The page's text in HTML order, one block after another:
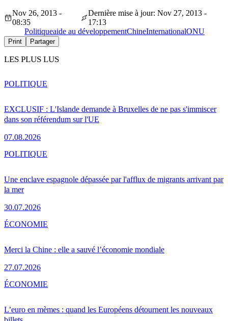
Nov 26, 2013 -
08:35
Dernière mise à jour: Nov 27, 2013 -
17:13
Politiqueaide au développementChineInternationalONU
Print Partager
LES PLUS LUS
EXCLUSIF : L'Islande demande à Bruxelles de ne pas s'immiscer
dans son référendum sur l'UE
07.08.2026
POLITIQUE
Une enclave espagnole dépassée par l'afflux de migrants arrivant par
la mer
30.07.2026
POLITIQUE
Merci la Chine : elle a sauvé l’économie mondiale
27.07.2026
ÉCONOMIE
L’euro en mèmes : quand les Européens détournent les nouveaux
ÉCONOMIE